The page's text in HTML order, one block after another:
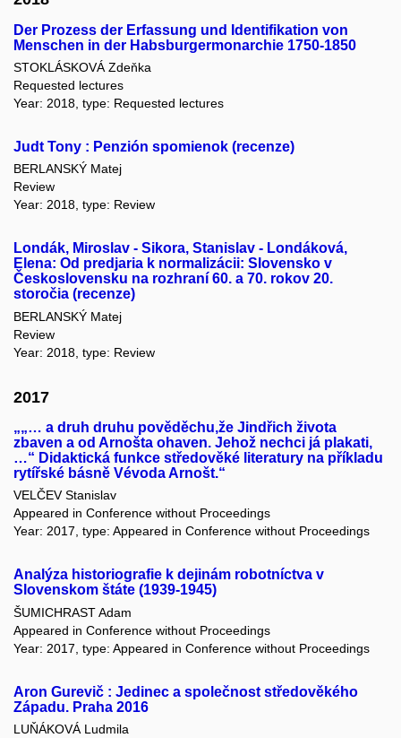
Der Prozess der Erfassung und Identifikation von
Menschen in der Habsburgermonarchie 1750-1850
STOKLÁSKOVÁ Zdeňka
Requested lectures
Year: 2018, type: Requested lectures
Judt Tony : Penzión spomienok (recenze)
BERLANSKÝ Matej
Review
Year: 2018, type: Review
Londák, Miroslav - Sikora, Stanislav - Londáková,
Elena: Od predjaria k normalizácii: Slovensko v
Československu na rozhraní 60. a 70. rokov 20.
storočia (recenze)
BERLANSKÝ Matej
Review
Year: 2018, type: Review
2017
„„… a druh druhu pověděchu,že Jindřich života
zbaven a od Arnošta ohaven. Jehož nechci já plakati,
…“ Didaktická funkce středověké literatury na příkladu
rytířské básně Vévoda Arnošt.“
VELČEV Stanislav
Appeared in Conference without Proceedings
Year: 2017, type: Appeared in Conference without Proceedings
Analýza historiografie k dejinám robotníctva v
Slovenskom štáte (1939-1945)
ŠUMICHRAST Adam
Appeared in Conference without Proceedings
Year: 2017, type: Appeared in Conference without Proceedings
Aron Gurevič : Jedinec a společnost středověkého
Západu. Praha 2016
LUŇÁKOVÁ Ludmila